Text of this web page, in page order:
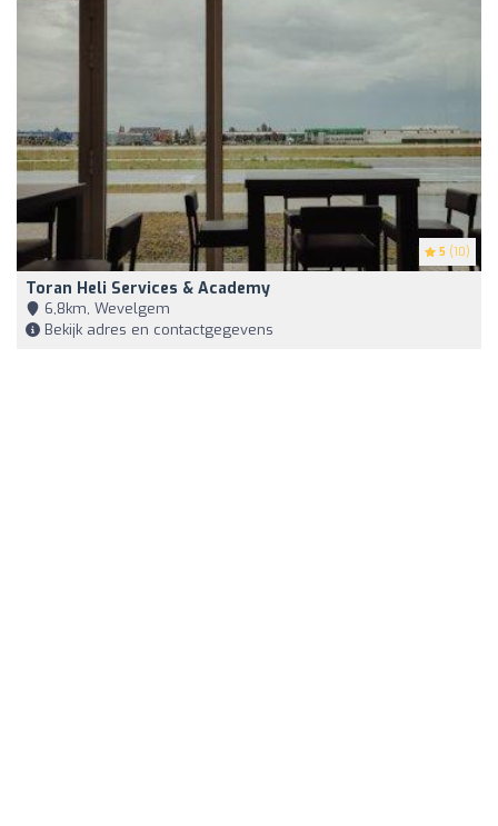
5 (10)
Toran Heli Services & Academy
6,8km, Wevelgem
Bekijk adres en contactgegevens